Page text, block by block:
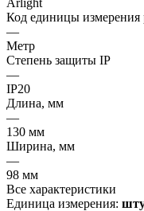
Код единицы
—
Метр
Степень защиты IP
—
IP20
Длина, мм
—
130 мм
Ширина, мм
—
98 мм
Все характеристики
Единица измерения: